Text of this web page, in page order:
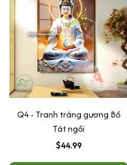
Q4 - Tranh tráng gương Bồ
Tát ngồi
$44.99